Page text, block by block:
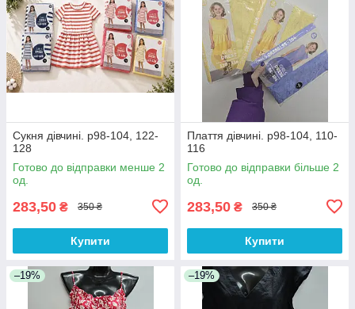
Сукня дівчині. р98-104, 122-
128
Готово до відправки менше 2
од.
283,50 ₴ 350 ₴
Купити
Плаття дівчині. р98-104, 110-
116
Готово до відправки більше 2
од.
283,50 ₴ 350 ₴
Купити
–19% –19%